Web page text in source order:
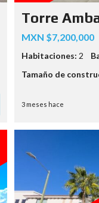
Torre
MXN $7,200,000
Habitaciones: 2
Tamaño de
3 meses hace